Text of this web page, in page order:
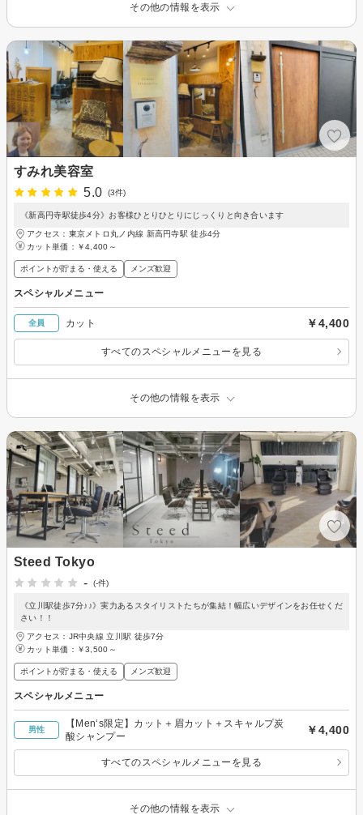
その他の情報を表示
すみれ美容室
5.0
(3件)
《新高円寺駅徒歩4分》お客様ひとりひとりにじっくりと向き合います
アクセス：東京メトロ丸ノ内線 新高円寺駅 徒歩4分
カット単価： ￥4,400～
ポイントが貯まる・使える メンズ歓迎
スペシャルメニュー
全員 カット ￥4,400
すべてのスペシャルメニューを見る
その他の情報を表示
Steed Tokyo
-
(-件)
《立川駅徒歩7分♪♪》実力あるスタイリストたちが集結！幅広いデザインをお任せくだ
さい！！
アクセス：JR中央線 立川駅 徒歩7分
カット単価： ￥3,500～
ポイントが貯まる・使える メンズ歓迎
スペシャルメニュー
男性
【Men‘s限定】カット＋眉カット＋スキャルプ炭
酸シャンプー
￥4,400
すべてのスペシャルメニューを見る
その他の情報を表示